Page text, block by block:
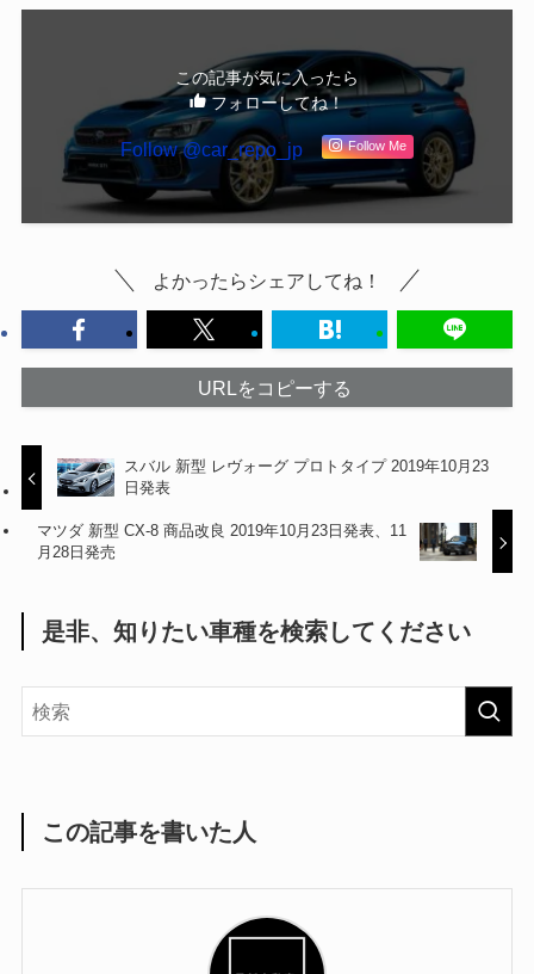
この記事が気に入ったら
フォローしてね！
Follow @car_repo_jp Follow Me
よかったらシェアしてね！
URLをコピーする
スバル 新型 レヴォーグ プロトタイプ 2019年10月23
日発表
マツダ 新型 CX-8 商品改良 2019年10月23日発表、11
月28日発売
是非、知りたい車種を検索してください
この記事を書いた人